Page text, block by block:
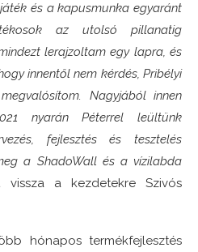
és a kapusmunka egyaránt
az utolsó pillanatig
lerajzoltam egy lapra, és
innentől nem kérdés, Pribélyi
Nagyjából innen
nyarán Péterrel leültünk
fejlesztés és tesztelés
a ShadoWall és a vízilabda
vissza a kezdetekre Szivós
hónapos termékfejlesztés